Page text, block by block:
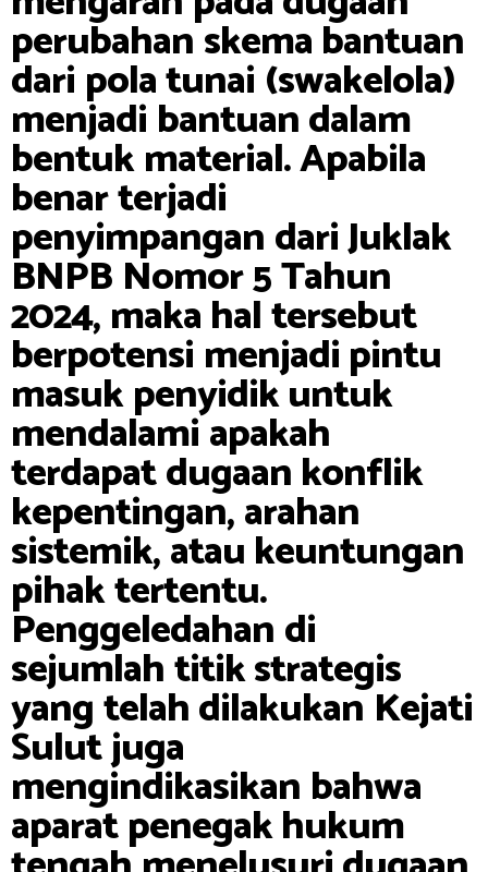
perubahan skema bantuan
dari pola tunai (swakelola)
menjadi bantuan dalam
bentuk material. Apabila
benar terjadi
penyimpangan dari Juklak
BNPB Nomor 5 Tahun
2024, maka hal tersebut
berpotensi menjadi pintu
masuk penyidik untuk
mendalami apakah
terdapat dugaan konflik
kepentingan, arahan
sistemik, atau keuntungan
pihak tertentu.
Penggeledahan di
sejumlah titik strategis
yang telah dilakukan Kejati
Sulut juga
mengindikasikan bahwa
aparat penegak hukum